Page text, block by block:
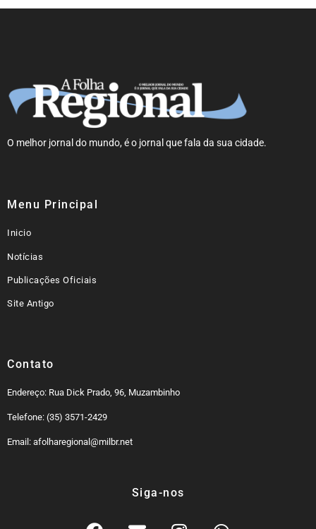
O melhor jornal do mundo, é o jornal que fala da sua cidade.
Menu Principal
Inicio
Notícias
Publicações Oficiais
Site Antigo
Contato
Endereço: Rua Dick Prado, 96, Muzambinho
Telefone: (35) 3571-2429
Email: afolharegional@milbr.net
Siga-nos